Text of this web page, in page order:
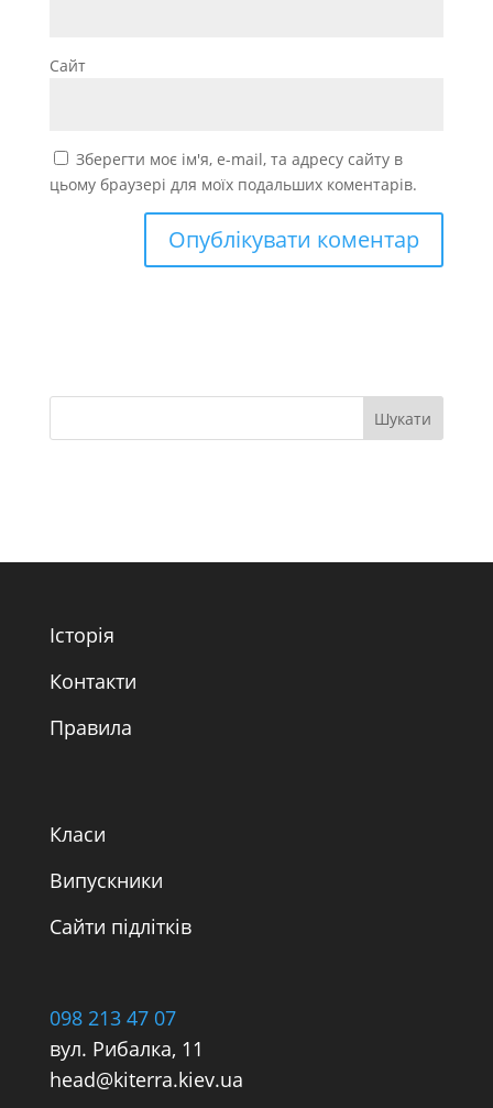
Сайт
Зберегти моє ім'я, e-mail, та адресу сайту в
цьому браузері для моїх подальших коментарів.
Історія
Контакти
Правила
Класи
Випускники
Сайти підлітків
098 213 47 07
вул. Рибалка, 11
head@kiterra.kiev.ua